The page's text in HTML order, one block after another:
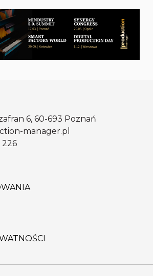
6, 60-693 Poznań
manager.pl
226